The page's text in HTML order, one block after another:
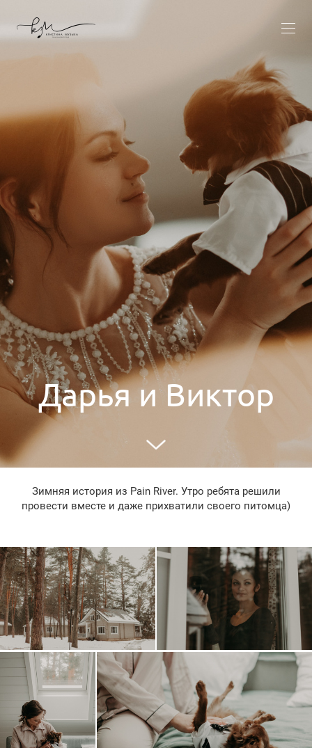
Дарья и Виктор
Зимняя история из Pain River. Утро ребята решили
провести вместе и даже прихватили своего питомца)